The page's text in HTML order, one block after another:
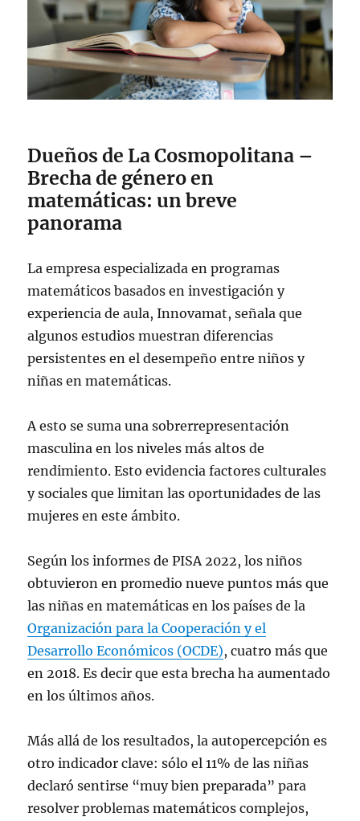
Dueños de La Cosmopolitana –
Brecha de género en
matemáticas: un breve
panorama
La empresa especializada en programas
matemáticos basados en investigación y
experiencia de aula, Innovamat, señala que
algunos estudios muestran diferencias
persistentes en el desempeño entre niños y
niñas en matemáticas.
A esto se suma una sobrerrepresentación
masculina en los niveles más altos de
rendimiento. Esto evidencia factores culturales
y sociales que limitan las oportunidades de las
mujeres en este ámbito.
Según los informes de PISA 2022, los niños
obtuvieron en promedio nueve puntos más que
las niñas en matemáticas en los países de la
Organización para la Cooperación y el
Desarrollo Económicos (OCDE), cuatro más que
en 2018. Es decir que esta brecha ha aumentado
en los últimos años.
Más allá de los resultados, la autopercepción es
otro indicador clave: sólo el 11% de las niñas
declaró sentirse “muy bien preparada” para
resolver problemas matemáticos complejos,